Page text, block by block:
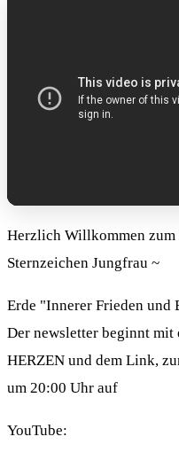
Herzlich Willkommen
Sternzeichen Jungfrau ~
Erde "Innerer Frieden und
Der newsletter beginnt
HERZEN und dem Link,
um 20:00 Uhr auf
YouTube: